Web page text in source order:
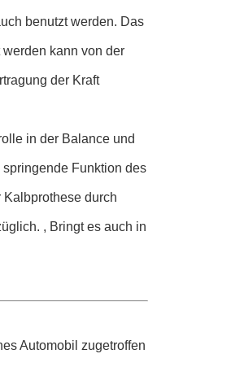
benutzt werden. Das
kann von der
der Kraft
in der Balance und
Funktion des
durch
, Bringt es auch in
Automobil zugetroffen